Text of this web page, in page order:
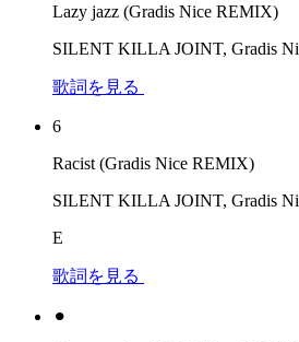
Lazy jazz (Gradis Nice REMIX)
SILENT KILLA JOINT, Gradis
歌詞を見る
6
Racist (Gradis Nice REMIX)
SILENT KILLA JOINT, Gradis
E
歌詞を見る
⚫︎